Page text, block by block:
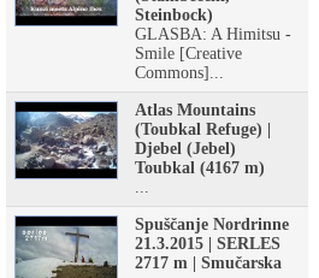
Steinbock)
GLASBA: A Himitsu -
Smile [Creative
Commons]...
Atlas Mountains
(Toubkal Refuge) |
Djebel (Jebel)
Toubkal (4167 m)
...
Spuščanje Nordrinne
21.3.2015 | SERLES
2717 m | Smučarska